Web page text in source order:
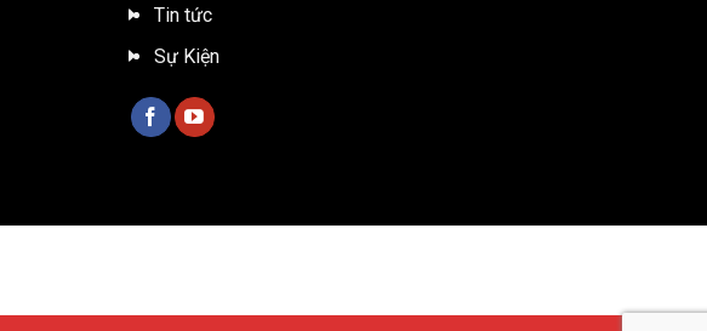
Tin tức
Sự Kiện